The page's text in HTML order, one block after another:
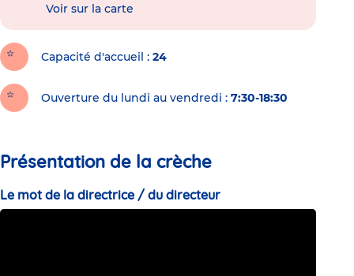
Voir sur la carte
Capacité d'accueil 24
Ouverture du lundi au vendredi : 7:30-18:30
Présentation de la crèche
Le mot de la directrice / du directeur